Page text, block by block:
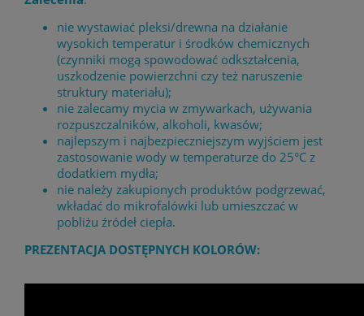
nie wystawiać pleksi/drewna na działanie
wysokich temperatur i środków chemicznych
(czynniki mogą spowodować odkształcenia,
uszkodzenie powierzchni czy też naruszenie
struktury materiału);
nie zalecamy mycia w zmywarkach, używania
rozpuszczalników, alkoholi, kwasów;
najlepszym i najbezpieczniejszym wyjściem jest
zastosowanie wody w temperaturze do 25°C z
dodatkiem mydła;
nie należy zakupionych produktów podgrzewać,
wkładać do mikrofalówki lub umieszczać w
pobliżu źródeł ciepła.
PREZENTACJA DOSTĘPNYCH KOLORÓW: